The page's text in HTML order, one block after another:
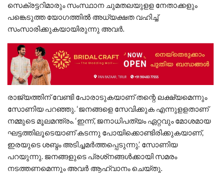
സെക്രട്ടറിമാരും സംസ്ഥാന ചുമതലയുളള നേതാക്കളും
പങ്കെടുത്ത യോഗത്തില്‍ അധ്യക്ഷത വഹിച്ച്
സംസാരിക്കുകയായിരുന്നു അവര്‍.
രാജ്യത്തിന് വേണ്ടി പോരാടുകയാണ് തന്റെ ലക്ഷ്യമെന്നും
സോണിയ പറഞ്ഞു. ‘ജനങ്ങളെ സേവിക്കുക എന്നുളളതാണ്
നമ്മുടെ മൂലമന്ത്രം. ‘ഇന്ന്, ജനാധിപത്യം ഏറ്റവും മോശമായ
ഘട്ടത്തിലൂടെയാണ് കടന്നു പോയിക്കൊണ്ടിരിക്കുകയാണ്,
ഇരയുടെ ശബ്ദം അടിച്ചമര്‍ത്തപ്പെടുന്നു.’ സോണിയ
പറയുന്നു. ജനങ്ങളുടെ പ്രശ്‌നങ്ങള്‍ക്കായി സമരം
നടത്തണമെന്നും അവര്‍ ആഹ്വാനം ചെയ്തു.